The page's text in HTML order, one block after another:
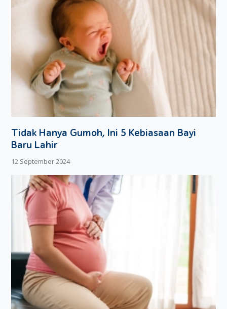
Tidak Hanya Gumoh, Ini 5 Kebiasaan Bayi
Baru Lahir
12 September 2024